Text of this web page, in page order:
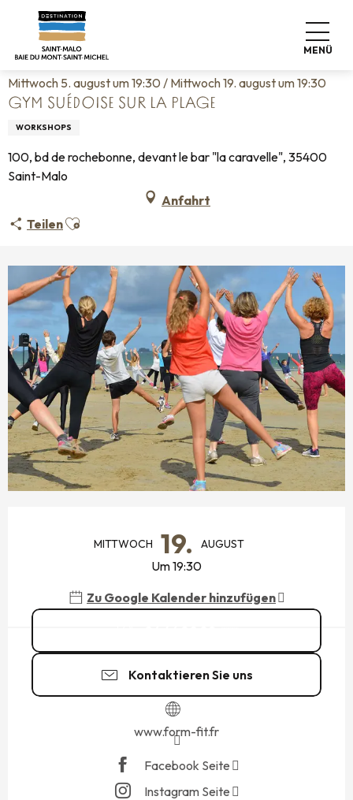
contenu
MENÜ
Startseite
Veranstaltungskalender
Gym Suédoise sur la plage
Mittwoch 5. august um 19:30 / Mittwoch 19. august um 19:30
GYM SUÉDOISE SUR LA PLAGE
WORKSHOPS
100, bd de rochebonne, devant le bar "la caravelle", 35400
Saint-Malo
Anfahrt
TeilenAjouter aux favoris
MITTWOCH 19. AUGUST
Um 19:30
Zu Google Kalender hinzufügen
Kontaktieren Sie uns
www.form-fit.fr
Facebook Seite
Instagram Seite